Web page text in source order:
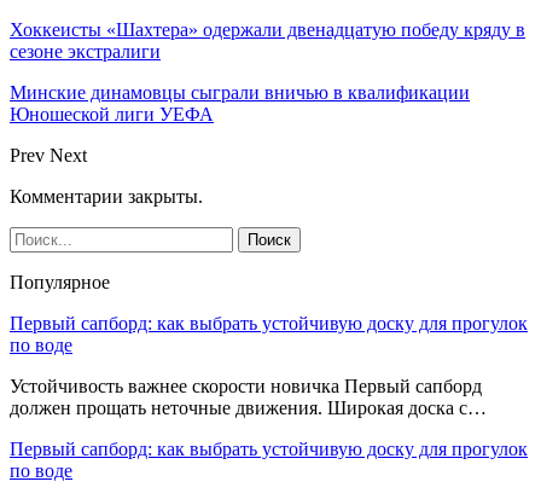
Хоккеисты «Шахтера» одержали двенадцатую победу кряду в
сезоне экстралиги
Минские динамовцы сыграли вничью в квалификации
Юношеской лиги УЕФА
Prev Next
Комментарии закрыты.
Популярное
Первый сапборд: как выбрать устойчивую доску для прогулок
по воде
Устойчивость важнее скорости новичка Первый сапборд
должен прощать неточные движения. Широкая доска с…
Первый сапборд: как выбрать устойчивую доску для прогулок
по воде